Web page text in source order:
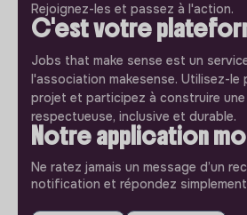
Rejoignez-les et passez à l'action.
C'est votre
Jobs that make sense est un
l'association makesense. Utilisez-le
projet et participez à construire
respectueuse, inclusive et durable.
Notre application
Ne ratez jamais un message d’un
notification et répondez simplement